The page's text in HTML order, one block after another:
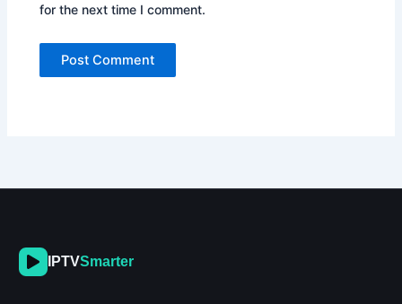
for the next time I comment.
IPTVSmarter